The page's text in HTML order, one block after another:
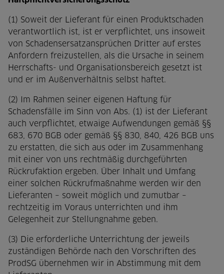
(1) Soweit der Lieferant für einen Produktschaden
verantwortlich ist, ist er verpflichtet, uns insoweit
von Schadensersatzansprüchen Dritter auf erstes
Anfordern freizustellen, als die Ursache in seinem
Herrschafts- und Organisationsbereich gesetzt ist
und er im Außenverhältnis selbst haftet.
(2) Im Rahmen seiner eigenen Haftung für
Schadensfälle im Sinn von Abs. (1) ist der Lieferant
auch verpflichtet, etwaige Aufwendungen gemäß §§
683, 670 BGB oder gemäß §§ 830, 840, 426 BGB uns
zu erstatten, die sich aus oder im Zusammenhang
mit einer von uns rechtmäßig durchgeführten
Rückrufaktion ergeben. Über Inhalt und Umfang
einer solchen Rückrufmaßnahme werden wir den
Lieferanten – soweit möglich und zumutbar –
rechtzeitig im Voraus unterrichten und ihm
Gelegenheit zur Stellungnahme geben.
(3) Die erforderliche Unterrichtung der jeweils
zuständigen Behörde nach den Vorschriften des
ProdSG übernehmen wir in Abstimmung mit dem